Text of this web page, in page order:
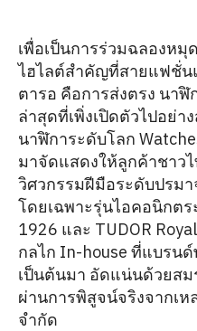
เพื่อเป็นการร่วมฉลองห
ไฮไลต์สำคัญที่สายแฟชั่น
ตารอ คือการส่งตรง นา
ล่าสุดที่เพิ่งเปิดตัวไปอย่า
นาฬิการะดับโลก
มาจัดแสดงให้ลูกค้าชาว
วิศวกรรมฝีมือระดับปรม
โดยเฉพาะรุ่นไอคอนิกตร
1926 และ TUDOR
กลไก In-house ที่แบรน
เป็นต้นมา อัดแน่นด้วยสม
ผ่านการพิสูจน์จริงจากเ
จำกัด